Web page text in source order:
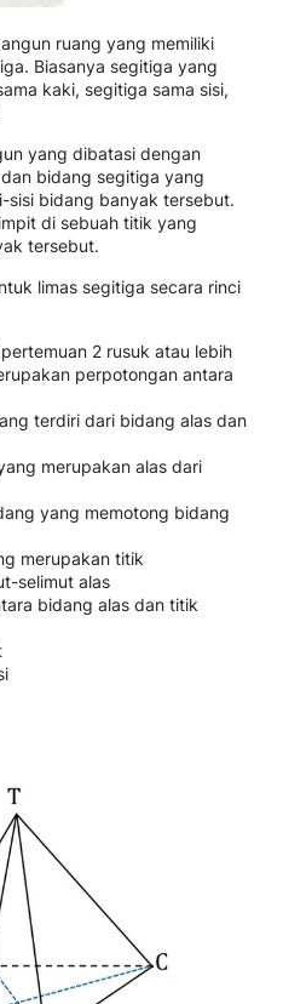
ruang yang memiliki
Biasanya segitiga yang
kaki, segitiga sama sisi,
yang dibatasi dengan
bidang segitiga yang
sisi bidang banyak tersebut.
di sebuah titik yang
tersebut.
limas segitiga secara rinci
2 rusuk atau lebih
perpotongan antara
terdiri dari bidang alas dan
merupakan alas dari
yang memotong bidang
merupakan titik
selimut alas
bidang alas dan titik